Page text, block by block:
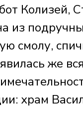
Колизей,
из
смолу,
же
храм